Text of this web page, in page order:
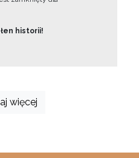
historii!
więcej